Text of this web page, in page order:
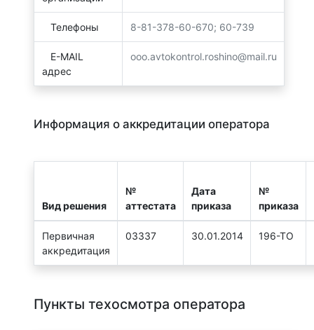
Телефоны 8-81-378-60-670; 60-739
E-MAIL
адрес
ooo.avtokontrol.roshino@mail.ru
Информация о аккредитации оператора
Вид решения
№
аттестата
Дата
приказа
№
приказа
Первичная
аккредитация
03337 30.01.2014 196-ТО
Пункты техосмотра оператора